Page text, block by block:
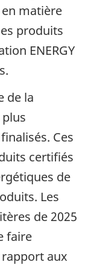
matière
produits
ENERGY
de la
plus
Ces
certifiés
de
Les
de 2025
faire
aux